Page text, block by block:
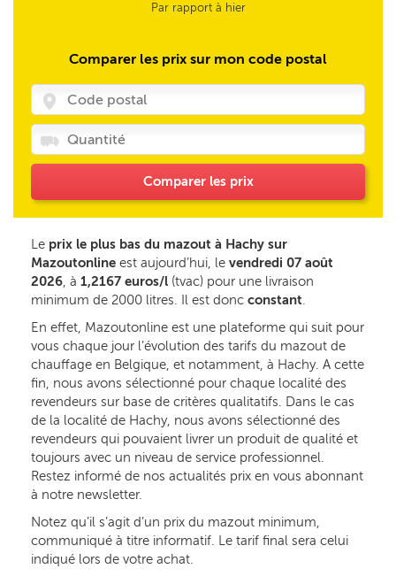
Par rapport à hier
Comparer les prix sur mon code postal
Comparer les prix
Le prix le plus bas du mazout à Hachy sur
Mazoutonline est aujourd’hui, le vendredi 07 août
2026, à 1,2167 euros/l (tvac) pour une livraison
minimum de 2000 litres. Il est donc constant.
En effet, Mazoutonline est une plateforme qui suit pour
vous chaque jour l’évolution des tarifs du mazout de
chauffage en Belgique, et notamment, à Hachy. A cette
fin, nous avons sélectionné pour chaque localité des
revendeurs sur base de critères qualitatifs. Dans le cas
de la localité de Hachy, nous avons sélectionné des
revendeurs qui pouvaient livrer un produit de qualité et
toujours avec un niveau de service professionnel.
Restez informé de nos actualités prix en vous abonnant
à notre newsletter.
Notez qu’il s’agit d’un prix du mazout minimum,
communiqué à titre informatif. Le tarif final sera celui
indiqué lors de votre achat.